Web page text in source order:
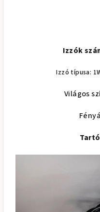
Izzók
Izzó típusa:
Világos